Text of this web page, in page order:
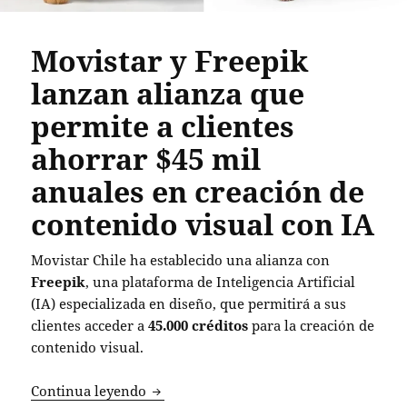
Movistar y Freepik
lanzan alianza que
permite a clientes
ahorrar $45 mil
anuales en creación de
contenido visual con IA
Movistar Chile ha establecido una alianza con
Freepik, una plataforma de Inteligencia Artificial
(IA) especializada en diseño, que permitirá a sus
clientes acceder a45.000 créditos para la creación de
contenido visual.
Continua leyendo Movistar y Freepik lanzan alianza